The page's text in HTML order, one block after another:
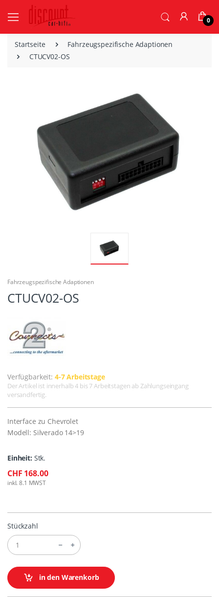
0
Startseite
Fahrzeugspezifische Adaptionen
CTUCV02-OS
Fahrzeugspezifische Adaptionen
CTUCV02-OS
Verfügbarkeit: 4-7 Arbeitstage
Der Artikel ist innerhalb 4 bis 7 Arbeitstagen ab Zahlungseingang
versandfertig.
Interface zu Chevrolet
Modell: Silverado 14>19
Einheit: Stk.
CHF 168.00
inkl. 8.1 MWST
Stückzahl
in den Warenkorb